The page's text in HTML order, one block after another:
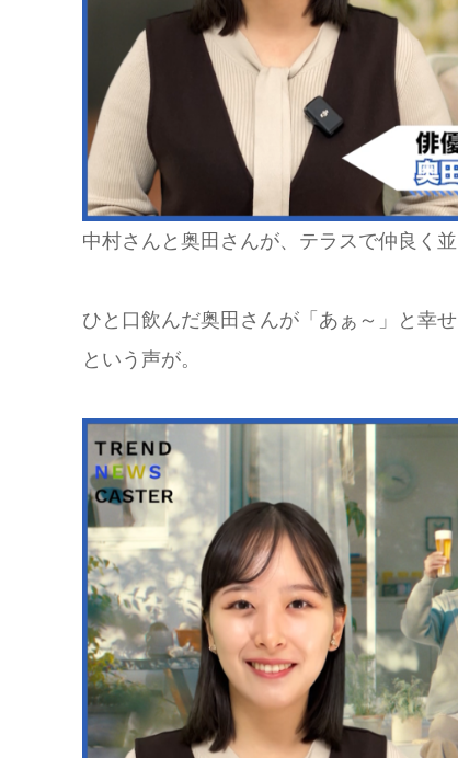
中村さんと奥田さんが、テラスで仲良く
ひと口飲んだ奥田さんが「あぁ～」と幸
という声が。